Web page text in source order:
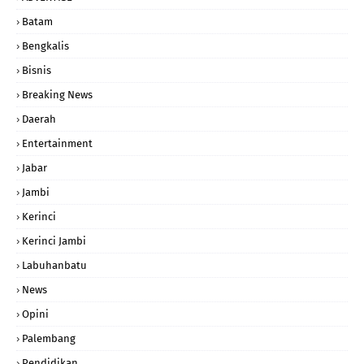
Batam
Bengkalis
Bisnis
Breaking News
Daerah
Entertainment
Jabar
Jambi
Kerinci
Kerinci Jambi
Labuhanbatu
News
Opini
Palembang